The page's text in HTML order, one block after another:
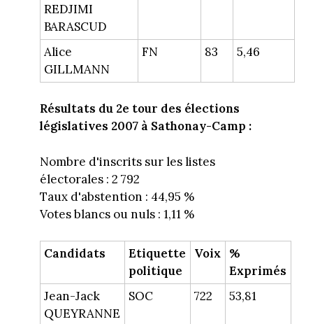
REDJIMI
BARASCUD
Alice
GILLMANN
FN 83 5,46
Résultats du 2e tour des élections
législatives 2007 à Sathonay-Camp :
Nombre d'inscrits sur les listes
électorales : 2 792
Taux d'abstention : 44,95 %
Votes blancs ou nuls : 1,11 %
Candidats
Etiquette
politique
Voix
%
Exprimés
Jean-Jack
QUEYRANNE
SOC 722 53,81